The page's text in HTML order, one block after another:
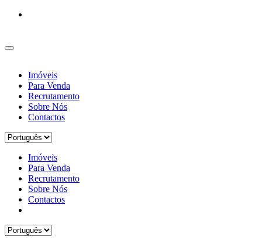
Imóveis
Para Venda
Recrutamento
Sobre Nós
Contactos
Imóveis
Para Venda
Recrutamento
Sobre Nós
Contactos